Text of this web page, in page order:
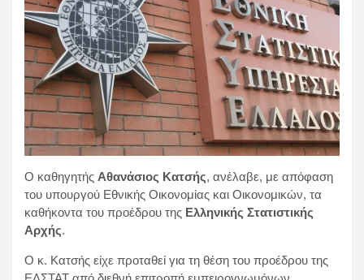
Ο καθηγητής Αθανάσιος Κατσής, ανέλαβε, με απόφαση
του υπουργού Εθνικής Οικονομίας και Οικονομικών, τα
καθήκοντα του προέδρου της Ελληνικής Στατιστικής
Αρχής.
Ο κ. Κατσής είχε προταθεί για τη θέση του προέδρου της